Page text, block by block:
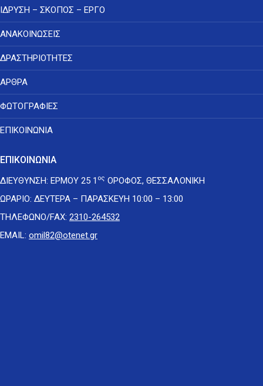
ΙΔΡΥΣΗ – ΣΚΟΠΟΣ – ΕΡΓΟ
ΑΝΑΚΟΙΝΩΣΕΙΣ
ΔΡΑΣΤΗΡΙΟΤΗΤΕΣ
ΑΡΘΡΑ
ΦΩΤΟΓΡΑΦΙΕΣ
ΕΠΙΚΟΙΝΩΝΙΑ
ΕΠΙΚΟΙΝΩΝΙΑ
ΔΙΕΥΘΥΝΣΗ: ΕΡΜΟΥ 25 1 ος ΟΡΟΦΟΣ, ΘΕΣΣΑΛΟΝΙΚΗ
ΩΡΑΡΙΟ: ΔΕΥΤΕΡΑ – ΠΑΡΑΣΚΕΥΗ 10:00 – 13:00
ΤΗΛΕΦΩΝΟ/FAX: 2310-264532
EMAIL: omil82@otenet.gr